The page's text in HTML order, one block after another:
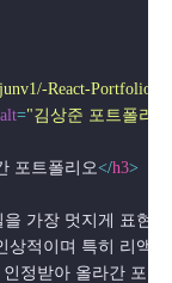
React-Portfolio"
alt="김상준 포트폴리
포트폴리오</h3>
킬을 가장 멋지게 표
인상적이며 특히
도 인정받아 올라간 포